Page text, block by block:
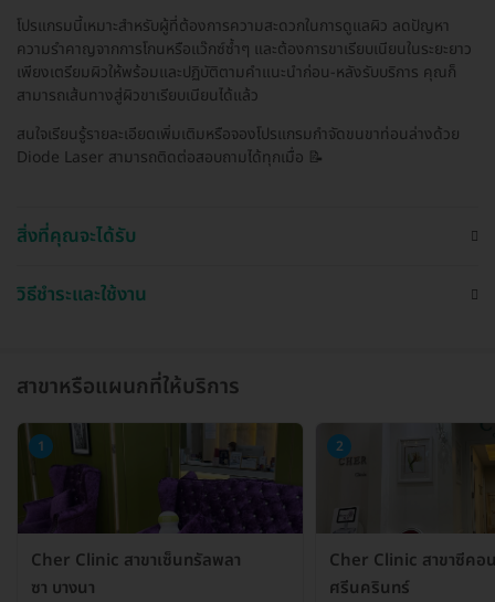
โปรแกรมนี้เหมาะสำหรับผู้ที่ต้องการความสะดวกในการดูแลผิว ลดปัญหา
ความรำคาญจากการโกนหรือแว๊กซ์ซ้ำๆ และต้องการขาเรียบเนียนในระยะยาว
เพียงเตรียมผิวให้พร้อมและปฏิบัติตามคำแนะนำก่อน-หลังรับบริการ คุณก็
สามารถเส้นทางสู่ผิวขาเรียบเนียนได้แล้ว
สนใจเรียนรู้รายละเอียดเพิ่มเติมหรือจองโปรแกรมกำจัดขนขาท่อนล่างด้วย
Diode Laser สามารถติดต่อสอบถามได้ทุกเมื่อ 📝
สิ่งที่คุณจะได้รับ
วิธีชำระและใช้งาน
สาขาหรือแผนกที่ให้บริการ
1
Cher Clinic สาขาเซ็นทรัลพลา
ซา บางนา
2
Cher Clinic สาขาซีคอ
ศรีนครินทร์